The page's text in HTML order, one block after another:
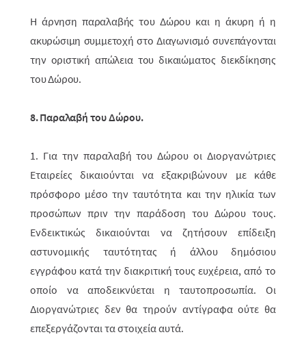
Η άρνηση παραλαβής του Δώρου και η άκυρη ή η
ακυρώσιμη συμμετοχή στο Διαγωνισμό συνεπάγονται
την οριστική απώλεια του δικαιώματος διεκδίκησης
του Δώρου.
8. Παραλαβή του Δώρου.
1. Για την παραλαβή του Δώρου οι Διοργανώτριες
Εταιρείες δικαιούνται να εξακριβώνουν με κάθε
πρόσφορο μέσο την ταυτότητα και την ηλικία των
προσώπων πριν την παράδοση του Δώρου τους.
Ενδεικτικώς δικαιούνται να ζητήσουν επίδειξη
αστυνομικής ταυτότητας ή άλλου δημόσιου
εγγράφου κατά την διακριτική τους ευχέρεια, από το
οποίο να αποδεικνύεται η ταυτοπροσωπία. Οι
Διοργανώτριες δεν θα τηρούν αντίγραφα ούτε θα
επεξεργάζονται τα στοιχεία αυτά.